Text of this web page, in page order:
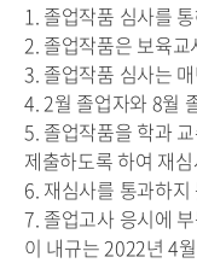
1. 졸업작품 심사를
2. 졸업작품은 보육
3. 졸업작품 심사는
4. 2월 졸업자와 8월
5. 졸업작품을 학과
제출하도록 하여 재
6. 재심사를 통과하
7. 졸업고사 응시에
이 내규는 2022년 4